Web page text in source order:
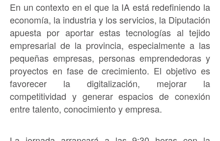
En un contexto en el que la IA está redefiniendo la
economía, la industria y los servicios, la Diputación
apuesta por aportar estas tecnologías al tejido
empresarial de la provincia, especialmente a las
pequeñas empresas, personas emprendedoras y
proyectos en fase de crecimiento. El objetivo es
favorecer la digitalización, mejorar la
competitividad y generar espacios de conexión
entre talento, conocimiento y empresa.